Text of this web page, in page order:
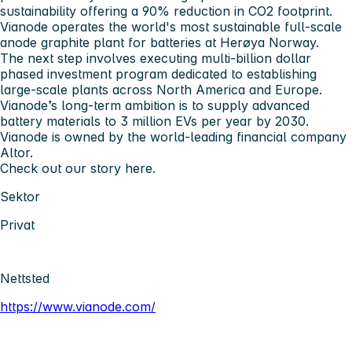
sustainability offering a 90% reduction in CO2 footprint.
Vianode operates the world's most sustainable full-scale
anode graphite plant for batteries at Herøya Norway.
The next step involves executing multi-billion dollar
phased investment program dedicated to establishing
large-scale plants across North America and Europe.
Vianode’s long-term ambition is to supply advanced
battery materials to 3 million EVs per year by 2030.
Vianode is owned by the world-leading financial company
Altor.
Check out our story here.
Sektor
Privat
Nettsted
https://www.vianode.com/